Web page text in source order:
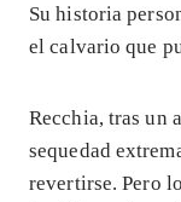
Su historia
el calvario que
Recchia, tras un
sequedad
revertirse. Pero